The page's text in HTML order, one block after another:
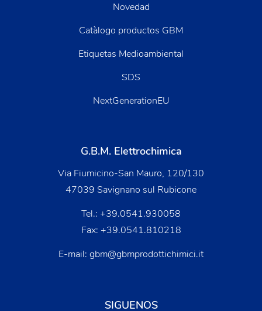
Novedad
Catàlogo productos GBM
Etiquetas Medioambiental
SDS
NextGenerationEU
G.B.M. Elettrochimica
Via Fiumicino-San Mauro, 120/130
47039 Savignano sul Rubicone
Tel.: +39.0541.930058
Fax: +39.0541.810218
E-mail: gbm@gbmprodottichimici.it
SIGUENOS